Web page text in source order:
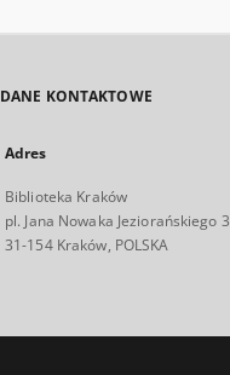
DANE KONTAKTOWE
Adres
Biblioteka Kraków
pl. Jana Nowaka Jeziorańskiego 3
31-154 Kraków, POLSKA